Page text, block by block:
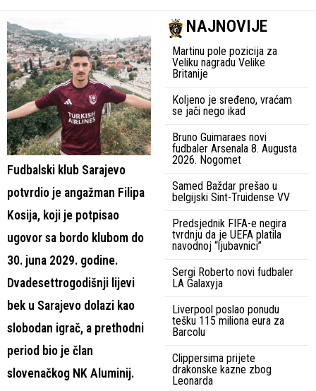
Fudbalski klub Sarajevo
potvrdio je angažman Filipa
Kosija, koji je potpisao
ugovor sa bordo klubom do
30. juna 2029. godine.
Dvadesettrogodišnji lijevi
bek u Sarajevo dolazi kao
slobodan igrač, a prethodni
period bio je član
slovenačkog NK Aluminij.
NAJNOVIJE
Martinu pole pozicija za
Veliku nagradu Velike
Britanije
Koljeno je sređeno, vraćam
se jači nego ikad
Bruno Guimaraes novi
fudbaler Arsenala 8. Augusta
2026. Nogomet
Samed Baždar prešao u
belgijski Sint-Truidense VV
Predsjednik FIFA-e negira
tvrdnju da je UEFA platila
navodnoj “ljubavnici”
Sergi Roberto novi fudbaler
LA Galaxyja
Liverpool poslao ponudu
tešku 115 miliona eura za
Barcolu
Clippersima prijete
drakonske kazne zbog
Leonarda